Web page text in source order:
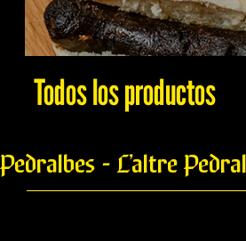
Todos los productos
Pedralbes - L’altre